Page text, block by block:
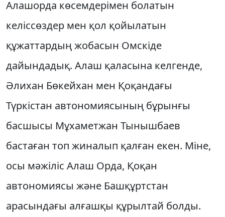
Алашорда көсемдерiмен болатын
келiссөздер мен қол қойылатын
құжаттардың жобасын Омскiде
дайындадық. Алаш қаласына келгенде,
Әлихан Бөкейхан мен Қоқандағы
Түркiстан автономиясының бұрынғы
басшысы Мұхаметжан Тынышбаев
бастаған топ жиналып қалған екен. Мiне,
осы мәжiлiс Алаш Орда, Қоқан
автономиясы және Башқұртстан
арасындағы алғашқы құрылтай болды.